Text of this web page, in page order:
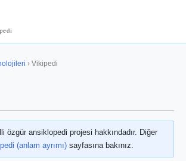
› Vikipedi
özgür ansiklopedi projesi hakkındadır. Diğer
(anlam ayrımı) sayfasına bakınız.